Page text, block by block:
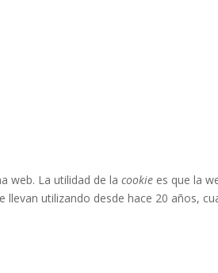
web. La utilidad de lacookie es que la
llevan utilizando desde hace 20 años,